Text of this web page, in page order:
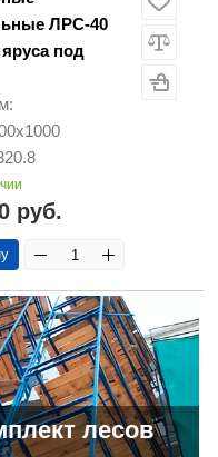
ЛРС-40
под
руб.
лесов